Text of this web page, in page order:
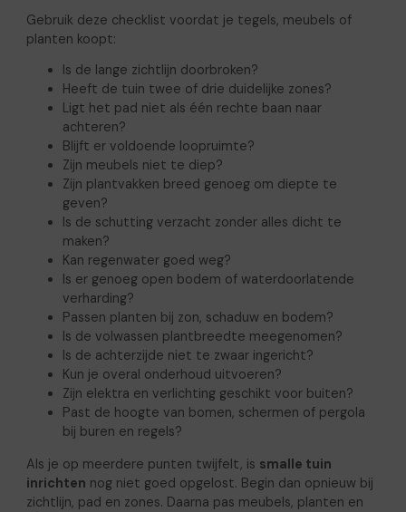
Gebruik deze checklist voordat je tegels, meubels of
planten koopt:
Is de lange zichtlijn doorbroken?
Heeft de tuin twee of drie duidelijke zones?
Ligt het pad niet als één rechte baan naar
achteren?
Blijft er voldoende loopruimte?
Zijn meubels niet te diep?
Zijn plantvakken breed genoeg om diepte te
geven?
Is de schutting verzacht zonder alles dicht te
maken?
Kan regenwater goed weg?
Is er genoeg open bodem of waterdoorlatende
verharding?
Passen planten bij zon, schaduw en bodem?
Is de volwassen plantbreedte meegenomen?
Is de achterzijde niet te zwaar ingericht?
Kun je overal onderhoud uitvoeren?
Zijn elektra en verlichting geschikt voor buiten?
Past de hoogte van bomen, schermen of pergola
bij buren en regels?
Als je op meerdere punten twijfelt, is smalle tuin
inrichten nog niet goed opgelost. Begin dan opnieuw bij
zichtlijn, pad en zones. Daarna pas meubels, planten en